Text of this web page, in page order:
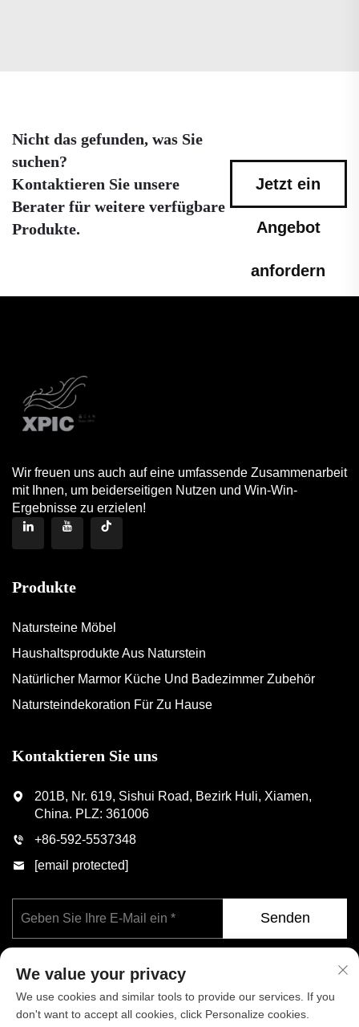
Nicht das gefunden, was Sie
suchen?
Kontaktieren Sie unsere
Berater für weitere verfügbare
Produkte.
Jetzt ein
Angebot
anfordern
Wir freuen uns auch auf eine umfassende Zusammenarbeit
mit Ihnen, um beiderseitigen Nutzen und Win-Win-
Ergebnisse zu erzielen!
Produkte
Natursteine Möbel
Haushaltsprodukte Aus Naturstein
Natürlicher Marmor Küche Und Badezimmer Zubehör
Natursteindekoration Für Zu Hause
Kontaktieren Sie uns
201B, Nr. 619, Sishui Road, Bezirk Huli, Xiamen,
China. PLZ: 361006
+86-592-5537348
[email protected]
Senden
We value your privacy
We use cookies and similar tools to provide our services. If you
don't want to accept all cookies, click Personalize cookies.